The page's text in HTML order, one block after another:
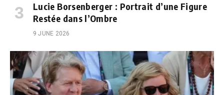
Lucie Borsenberger : Portrait d’une Figure
Restée dans l’Ombre
9 JUNE 2026